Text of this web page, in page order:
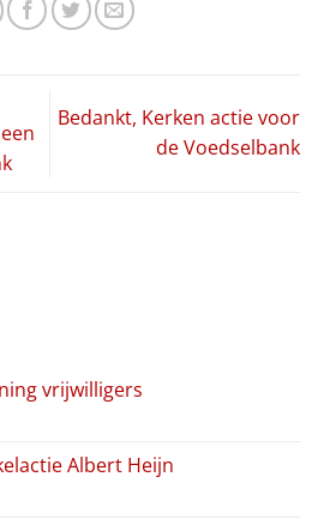
Bedankt, Kerken actie voor
de Voedselbank
vrijwilligers
training
Albert Heijn